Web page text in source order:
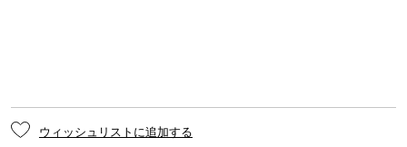
ウィッシュリストに追加する